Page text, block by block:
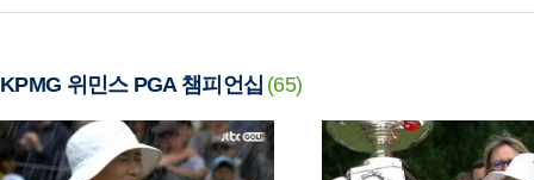
KPMG 위민스 PGA 챔피언십 (65)